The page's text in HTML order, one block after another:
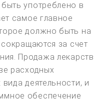
употреблено в
самое главное
должно быть на
сокращаются за счет
Продажа лекарств
расходных
деятельности, и
обеспечение